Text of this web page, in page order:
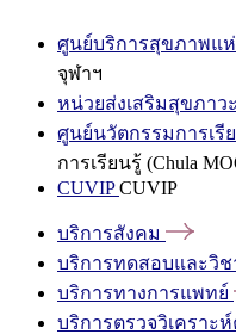
ศูนย์บริการสุขภาพแห่
จุฬาฯ
หน่วยส่งเสริมสุขภาว
ศูนย์นวัตกรรมการเรีย
การเรียนรู้ (Chula
CUVIPCUVIP
บริการสังคม
บริการทดสอบและวิช
บริการทางการแพทย์
บริการตรวจวิเคราะ